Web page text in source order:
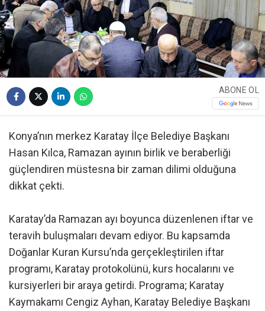
ABONE OL
Konya’nın merkez Karatay İlçe Belediye Başkanı
Hasan Kılca, Ramazan ayının birlik ve beraberliği
güçlendiren müstesna bir zaman dilimi olduğuna
dikkat çekti.
Karatay’da Ramazan ayı boyunca düzenlenen iftar ve
teravih buluşmaları devam ediyor. Bu kapsamda
Doğanlar Kuran Kursu’nda gerçekleştirilen iftar
programı, Karatay protokolünü, kurs hocalarını ve
kursiyerleri bir araya getirdi. Programa; Karatay
Kaymakamı Cengiz Ayhan, Karatay Belediye Başkanı